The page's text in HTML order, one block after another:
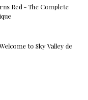
Red - The Complete
to Sky Valley de